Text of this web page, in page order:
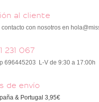
al cliente
contacto con nosotros en
231 067
696445203 L-V de 9:30 a 17:00h
de envío
& Portugal 3,95€